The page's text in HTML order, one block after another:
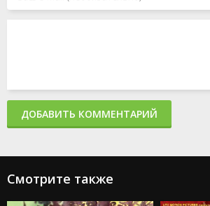
ДОБАВИТЬ КОММЕНТАРИЙ
Смотрите также